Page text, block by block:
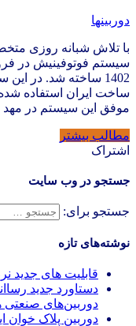
دوربینها
با تلاش شبانه روزی
ساخت ایران استفاده
موفق این سیستم در
مطالب بیشتر
اشتراک
جستجو در وب سایت
جستجو برای:
نوشته‌های تازه
قابلیت های جدید
دستاورد جدید
دوربین‌های صنعتی
دوربین پلاک خوان ایرانی 2.3